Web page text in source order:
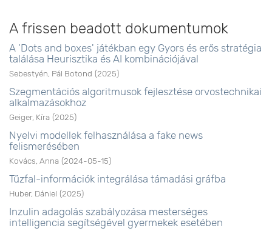
A frissen beadott dokumentumok
A 'Dots and boxes' játékban egy Gyors és erős stratégia
találása Heurisztika és AI kombinációjával
Sebestyén, Pál Botond (2025)
Szegmentációs algoritmusok fejlesztése orvostechnikai
alkalmazásokhoz
Geiger, Kíra (2025)
Nyelvi modellek felhasználása a fake news
felismerésében
Kovács, Anna (2024-05-15)
Tűzfal-információk integrálása támadási gráfba
Huber, Dániel (2025)
Inzulin adagolás szabályozása mesterséges
intelligencia segítségével gyermekek esetében